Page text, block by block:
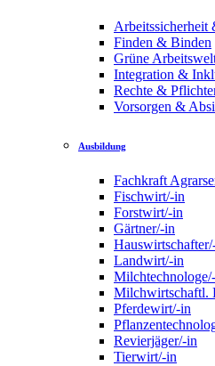
Arbeitssicherheit
Finden & Binden
Grüne
Integration &
Rechte &
Vorsorgen &
Ausbildung
Fachkraft
Fischwirt/-in
Forstwirt/-in
Gärtner/-in
Landwirt/-in
Milchwirtschaftl.
Pferdewirt/-in
Revierjäger/-in
Tierwirt/-in